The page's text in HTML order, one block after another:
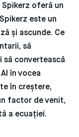
oferă un
este un
și ascunde. Ce
să
să convertească
în vocea
în creștere,
factor de venit,
a ecuației.